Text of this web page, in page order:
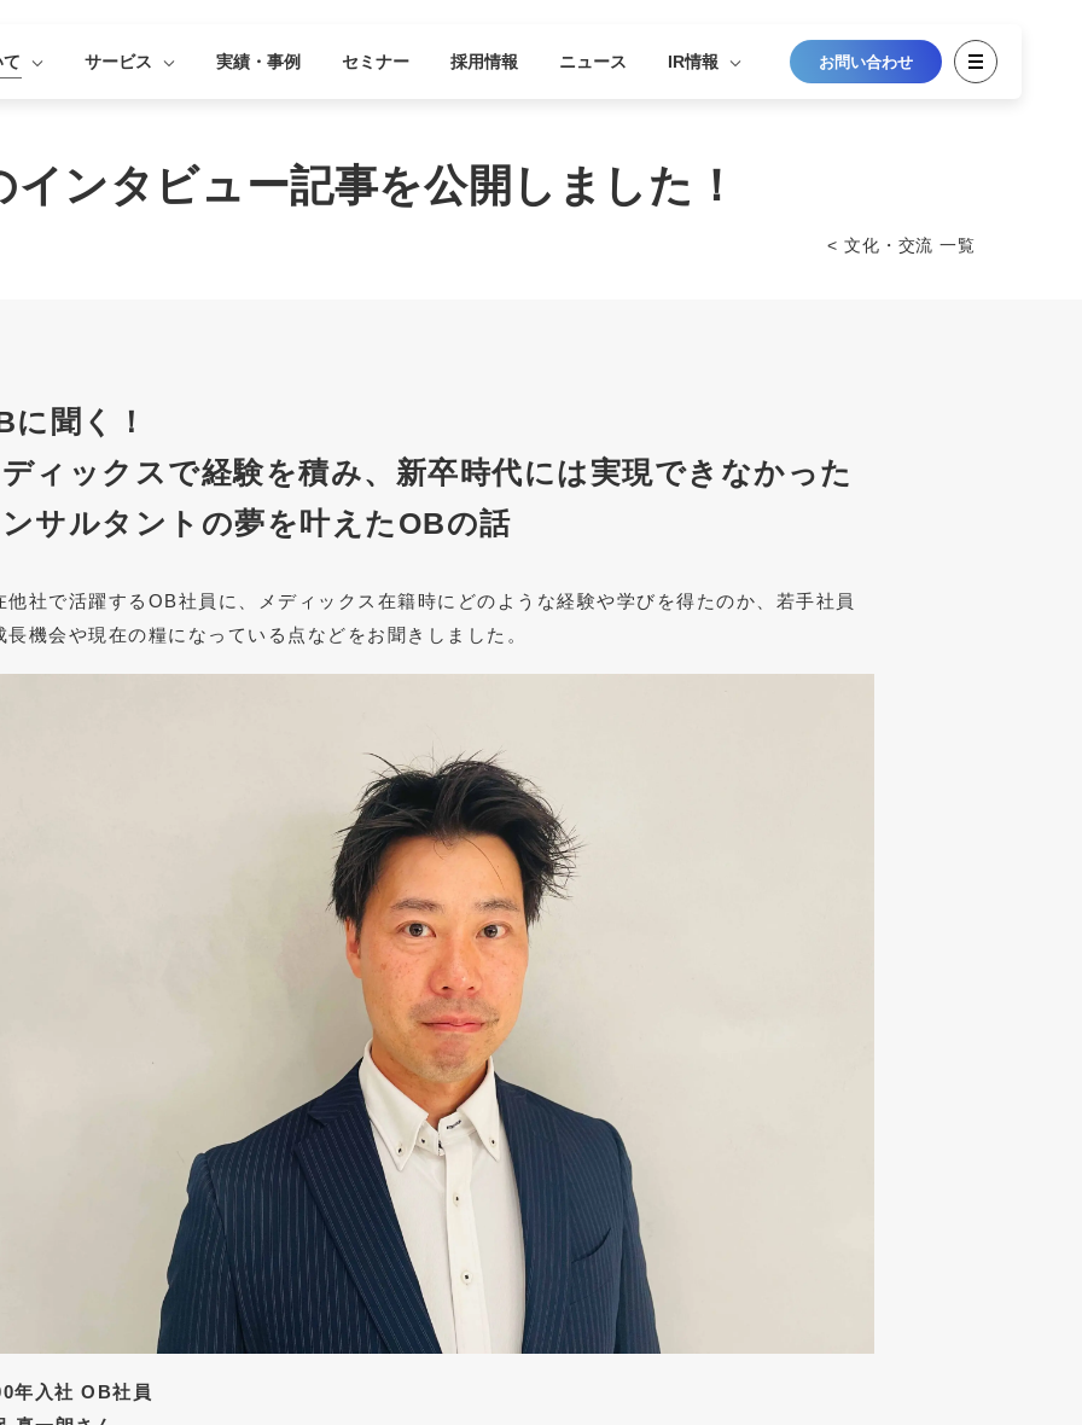
サービス 実績・事例 セミナー 採用情報 ニュース IR情報 お問い合わせ
ンタビュー記事を公開しました！
< 文化・交流 一覧
に聞く！
ィックスで経験を積み、新卒時代には実現できなかった
サルタントの夢を叶えたOBの話
他社で活躍するOB社員に、メディックス在籍時にどのような経験や学びを得たのか、若手社員
長機会や現在の糧になっている点などをお聞きしました。
年入社 OB社員